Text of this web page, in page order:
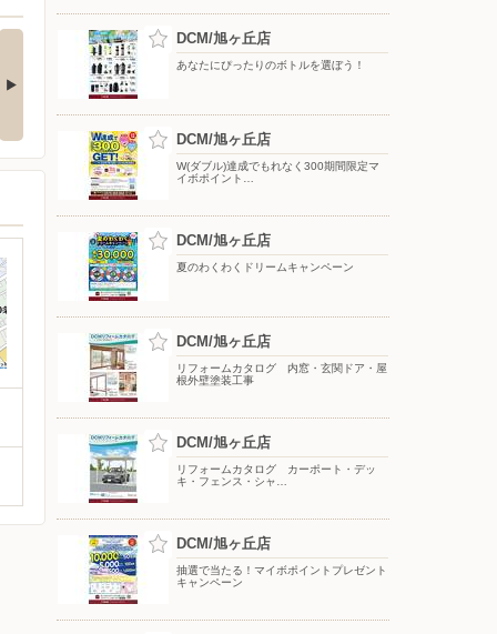
ダブル)達成でもれな
300期間限定マ…
キャンペーン対象】 ・キ
ンペーン期間中に…
ンスに！夏のわく…
DCM/旭ヶ丘店
あなたにぴったりのボトルを選ぼう！
DCM/旭ヶ丘店
W(ダブル)達成でもれなく300期間限定マ
イボポイント…
DCM/旭ヶ丘店
夏のわくわくドリームキャンペーン
DCM/旭ヶ丘店
リフォームカタログ 内窓・玄関ドア・屋
根外壁塗装工事
DCM/旭ヶ丘店
リフォームカタログ カーポート・デッ
キ・フェンス・シャ…
DCM/旭ヶ丘店
抽選で当たる！マイボポイントプレゼント
キャンペーン